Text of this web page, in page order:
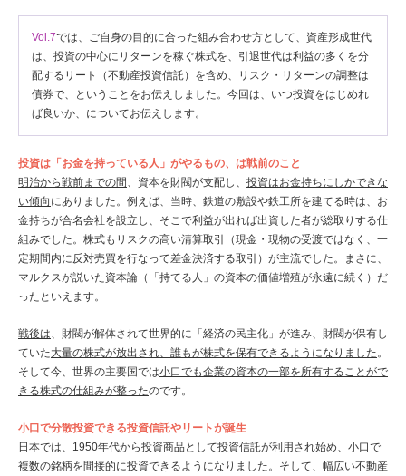
Vol.7では、ご自身の目的に合った組み合わせ方として、資産形成世代
は、投資の中心にリターンを稼ぐ株式を、引退世代は利益の多くを分
配するリート（不動産投資信託）を含め、リスク・リターンの調整は
債券で、ということをお伝えしました。今回は、いつ投資をはじめれ
ば良いか、についてお伝えします。
投資は「お金を持っている人」がやるもの、は戦前のこと
明治から戦前までの間 、資本を財閥が支配し、 投資はお金持ちにしかできな
い傾向 にありました。例えば、当時、鉄道の敷設や鉄工所を建てる時は、お
金持ちが合名会社を設立し、そこで利益が出れば出資した者が総取りする仕
組みでした。株式もリスクの高い清算取引（現金・現物の受渡ではなく、一
定期間内に反対売買を行なって差金決済する取引）が主流でした。まさに、
マルクスが説いた資本論（「持てる人」の資本の価値増殖が永遠に続く）だ
ったといえます。
戦後は、財閥が解体されて世界的に「経済の民主化」が進み、財閥が保有し
ていた大量の株式が放出され、誰もが株式を保有できるようになりました。
そして今、世界の主要国では小口でも企業の資本の一部を所有することがで
きる株式の仕組みが整ったのです。
小口で分散投資できる投資信託やリートが誕生
日本では、 1950年代から投資商品として投資信託が利用され始め、 小口で
複数の銘柄を間接的に投資できるようになりました。そして、 幅広い不動産